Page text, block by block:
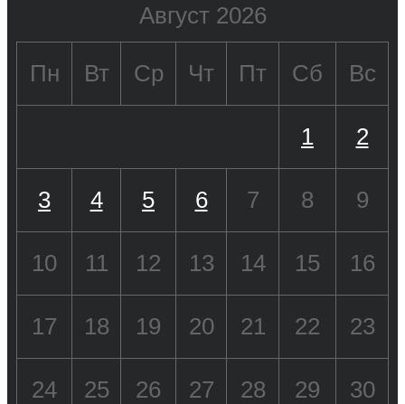
Август 2026
Пн Вт Ср Чт Пт Сб Вс
1 2
3 4 5 6 7 8 9
10 11 12 13 14 15 16
17 18 19 20 21 22 23
24 25 26 27 28 29 30